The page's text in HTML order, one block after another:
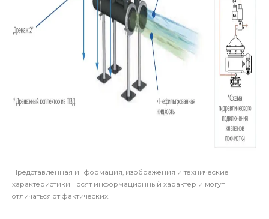
Представленная информация, изображения и технические
характеристики носят информационный характер и могут
отличаться от фактических.